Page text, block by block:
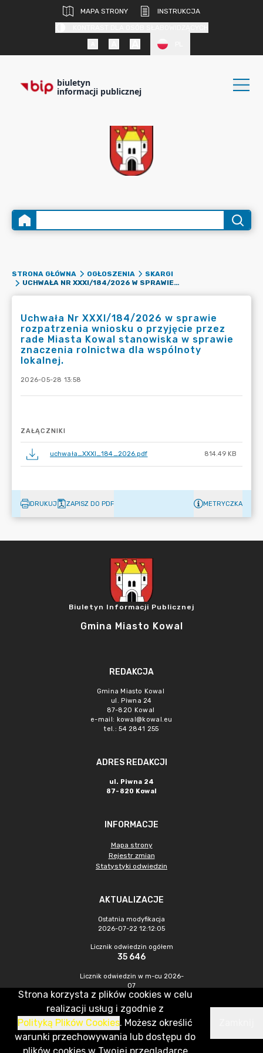
MAPA STRONY
INSTRUKCJA
biuletyn
informacji publicznej
STRONA GŁÓWNA OGŁOSZENIA
SKARGI
UCHWAŁA NR XXXI/184/2026 W SPRAWIE ROZPATRZENIA WNIOSKU O PRZYJĘCIE PRZEZ RADE MIASTA KOWAL STANOWISKA W SPRAWIE ZNACZENIA ROLNICTWA DLA WSPÓLNOTY LOKALNEJ.
Uchwała Nr XXXI/184/2026 w sprawie
rozpatrzenia wniosku o przyjęcie przez
rade Miasta Kowal stanowiska w sprawie
znaczenia rolnictwa dla wspólnoty
lokalnej.
2026-05-28 13:58
ZAŁĄCZNIKI
uchwała_XXXI_184_2026.pdf 814.49 KB
DRUKUJ ZAPISZ DO PDF METRYCZKA
Biuletyn Informacji Publicznej
Gmina Miasto Kowal
REDAKCJA
Gmina Miasto Kowal
ul. Piwna 24
87-820 Kowal
e-mail: kowal@kowal.eu
tel.: 54 2841 255
ADRES REDAKCJI
ul. Piwna 24
87-820 Kowal
INFORMACJE
Mapa strony
Rejestr zmian
Statystyki odwiedzin
AKTUALIZACJE
Ostatnia modyfikacja
2026-07-22 12:12:05
Licznik odwiedzin ogółem
35 646
Licznik odwiedzin w m-cu 2026-
07
137
CMS & Hosting: Nefeni Sp. z o.o.
Strona korzysta z plików cookies w celu
realizacji usług i zgodnie z
Polityką Plików Cookies. Możesz określić
warunki przechowywania lub dostępu do